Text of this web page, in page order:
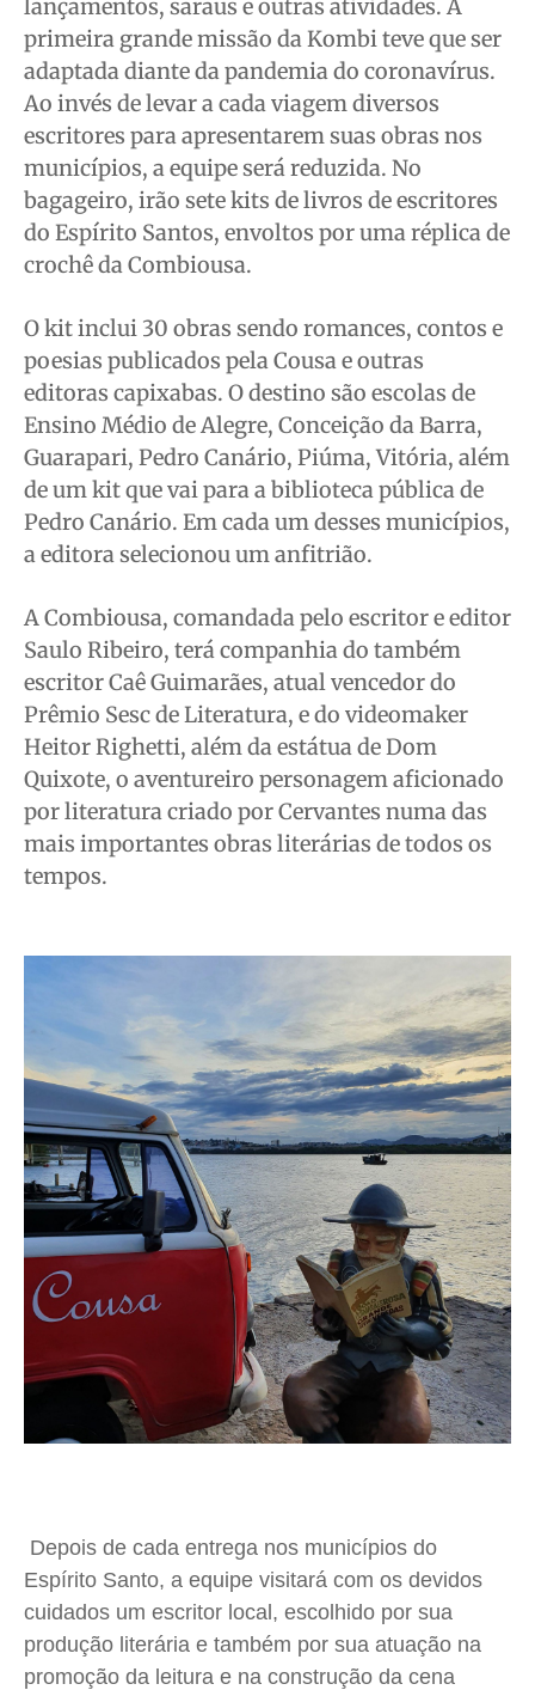
Anuncie
Quem Somos
Expediente
Contato
Anuncie
Termos de Uso
Privacidade
Anuncie
Quem Somos
Expediente
Contato
Anuncie
Termos de Uso
Privacidade
Anuncie
Quem Somos
Expediente
Contato
Anuncie
Termos de Uso
Privacidade
Anuncie
Quem Somos
Expediente
Contato
Anuncie
Termos de Uso
Privacidade
lançamentos, saraus e outras atividades. A
primeira grande missão da Kombi teve que ser
adaptada diante da pandemia do coronavírus.
Ao invés de levar a cada viagem diversos
escritores para apresentarem suas obras nos
municípios, a equipe será reduzida. No
bagageiro, irão sete kits de livros de escritores
do Espírito Santos, envoltos por uma réplica de
crochê da Combiousa.
O kit inclui 30 obras sendo romances, contos e
poesias publicados pela Cousa e outras
editoras capixabas. O destino são escolas de
Ensino Médio de Alegre, Conceição da Barra,
Guarapari, Pedro Canário, Piúma, Vitória, além
de um kit que vai para a biblioteca pública de
Pedro Canário. Em cada um desses municípios,
a editora selecionou um anfitrião.
A Combiousa, comandada pelo escritor e editor
Saulo Ribeiro, terá companhia do também
escritor Caê Guimarães, atual vencedor do
Prêmio Sesc de Literatura, e do videomaker
Heitor Righetti, além da estátua de Dom
Quixote, o aventureiro personagem aficionado
por literatura criado por Cervantes numa das
mais importantes obras literárias de todos os
tempos.
Depois de cada entrega nos municípios do
Espírito Santo, a equipe visitará com os devidos
cuidados um escritor local, escolhido por sua
produção literária e também por sua atuação na
promoção da leitura e na construção da cena